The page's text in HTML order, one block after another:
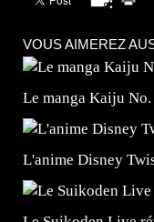
VOUS AIMEREZ
Le manga Kaiju
L'anime Disney